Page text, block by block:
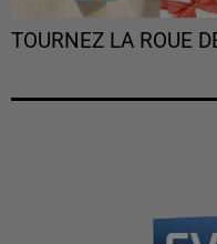
TOURNEZ LA ROUE